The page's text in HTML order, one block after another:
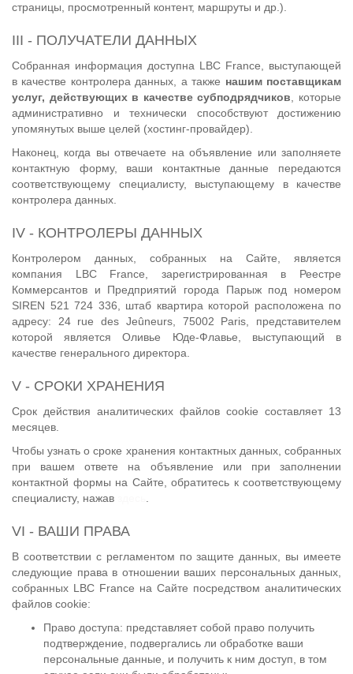
страницы, просмотренный контент, маршруты и др.).
III - ПОЛУЧАТЕЛИ ДАННЫХ
Собранная информация доступна LBC France, выступающей
в качестве контролера данных, а также нашим поставщикам
услуг, действующих в качестве субподрядчиков , которые
административно и технически способствуют достижению
упомянутых выше целей (хостинг-провайдер).
Наконец, когда вы отвечаете на объявление или заполняете
контактную форму, ваши контактные данные передаются
соответствующему специалисту, выступающему в качестве
контролера данных.
IV - КОНТРОЛЕРЫ ДАННЫХ
Контролером данных, собранных на Сайте, является
компания LBC France, зарегистрированная в Реестре
Коммерсантов и Предприятий города Парыж под номером
SIREN 521 724 336, штаб квартира которой расположена по
адресу: 24 rue des Jeûneurs, 75002 Paris, представителем
которой является Оливье Юде-Флавье, выступающий в
качестве генерального директора.
V - СРОКИ ХРАНЕНИЯ
Срок действия аналитических файлов cookie составляет 13
месяцев.
Чтобы узнать о сроке хранения контактных данных, собранных
при вашем ответе на объявление или при заполнении
контактной формы на Сайте, обратитесь к соответствующему
специалисту, нажав
VI - ВАШИ ПРАВА
В соответствии с регламентом по защите данных, вы имеете
следующие права в отношении ваших персональных данных,
собранных LBC France на Сайте посредством аналитических
файлов cookie:
Право доступа: представляет собой право получить
подтверждение, подвергались ли обработке ваши
персональные данные, и получить к ним доступ, в том